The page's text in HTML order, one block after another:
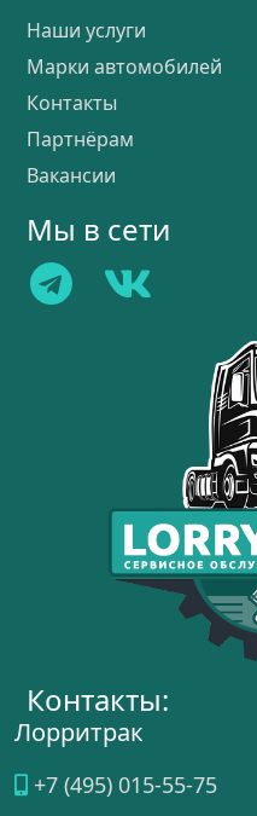
Наши услуги
Марки автомобилей
Контакты
Партнёрам
Вакансии
Мы в сети
Контакты:
Лорритрак
+7 (495) 015-55-75